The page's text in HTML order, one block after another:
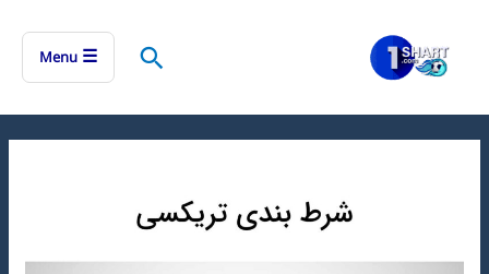
جستجو☰
Menu